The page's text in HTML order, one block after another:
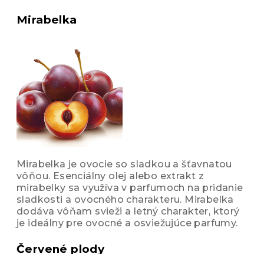
Mirabelka
Mirabelka je ovocie so sladkou a šťavnatou
vôňou. Esenciálny olej alebo extrakt z
mirabelky sa využíva v parfumoch na pridanie
sladkosti a ovocného charakteru. Mirabelka
dodáva vôňam svieži a letný charakter, ktorý
je ideálny pre ovocné a osviežujúce parfumy.
Červené plody